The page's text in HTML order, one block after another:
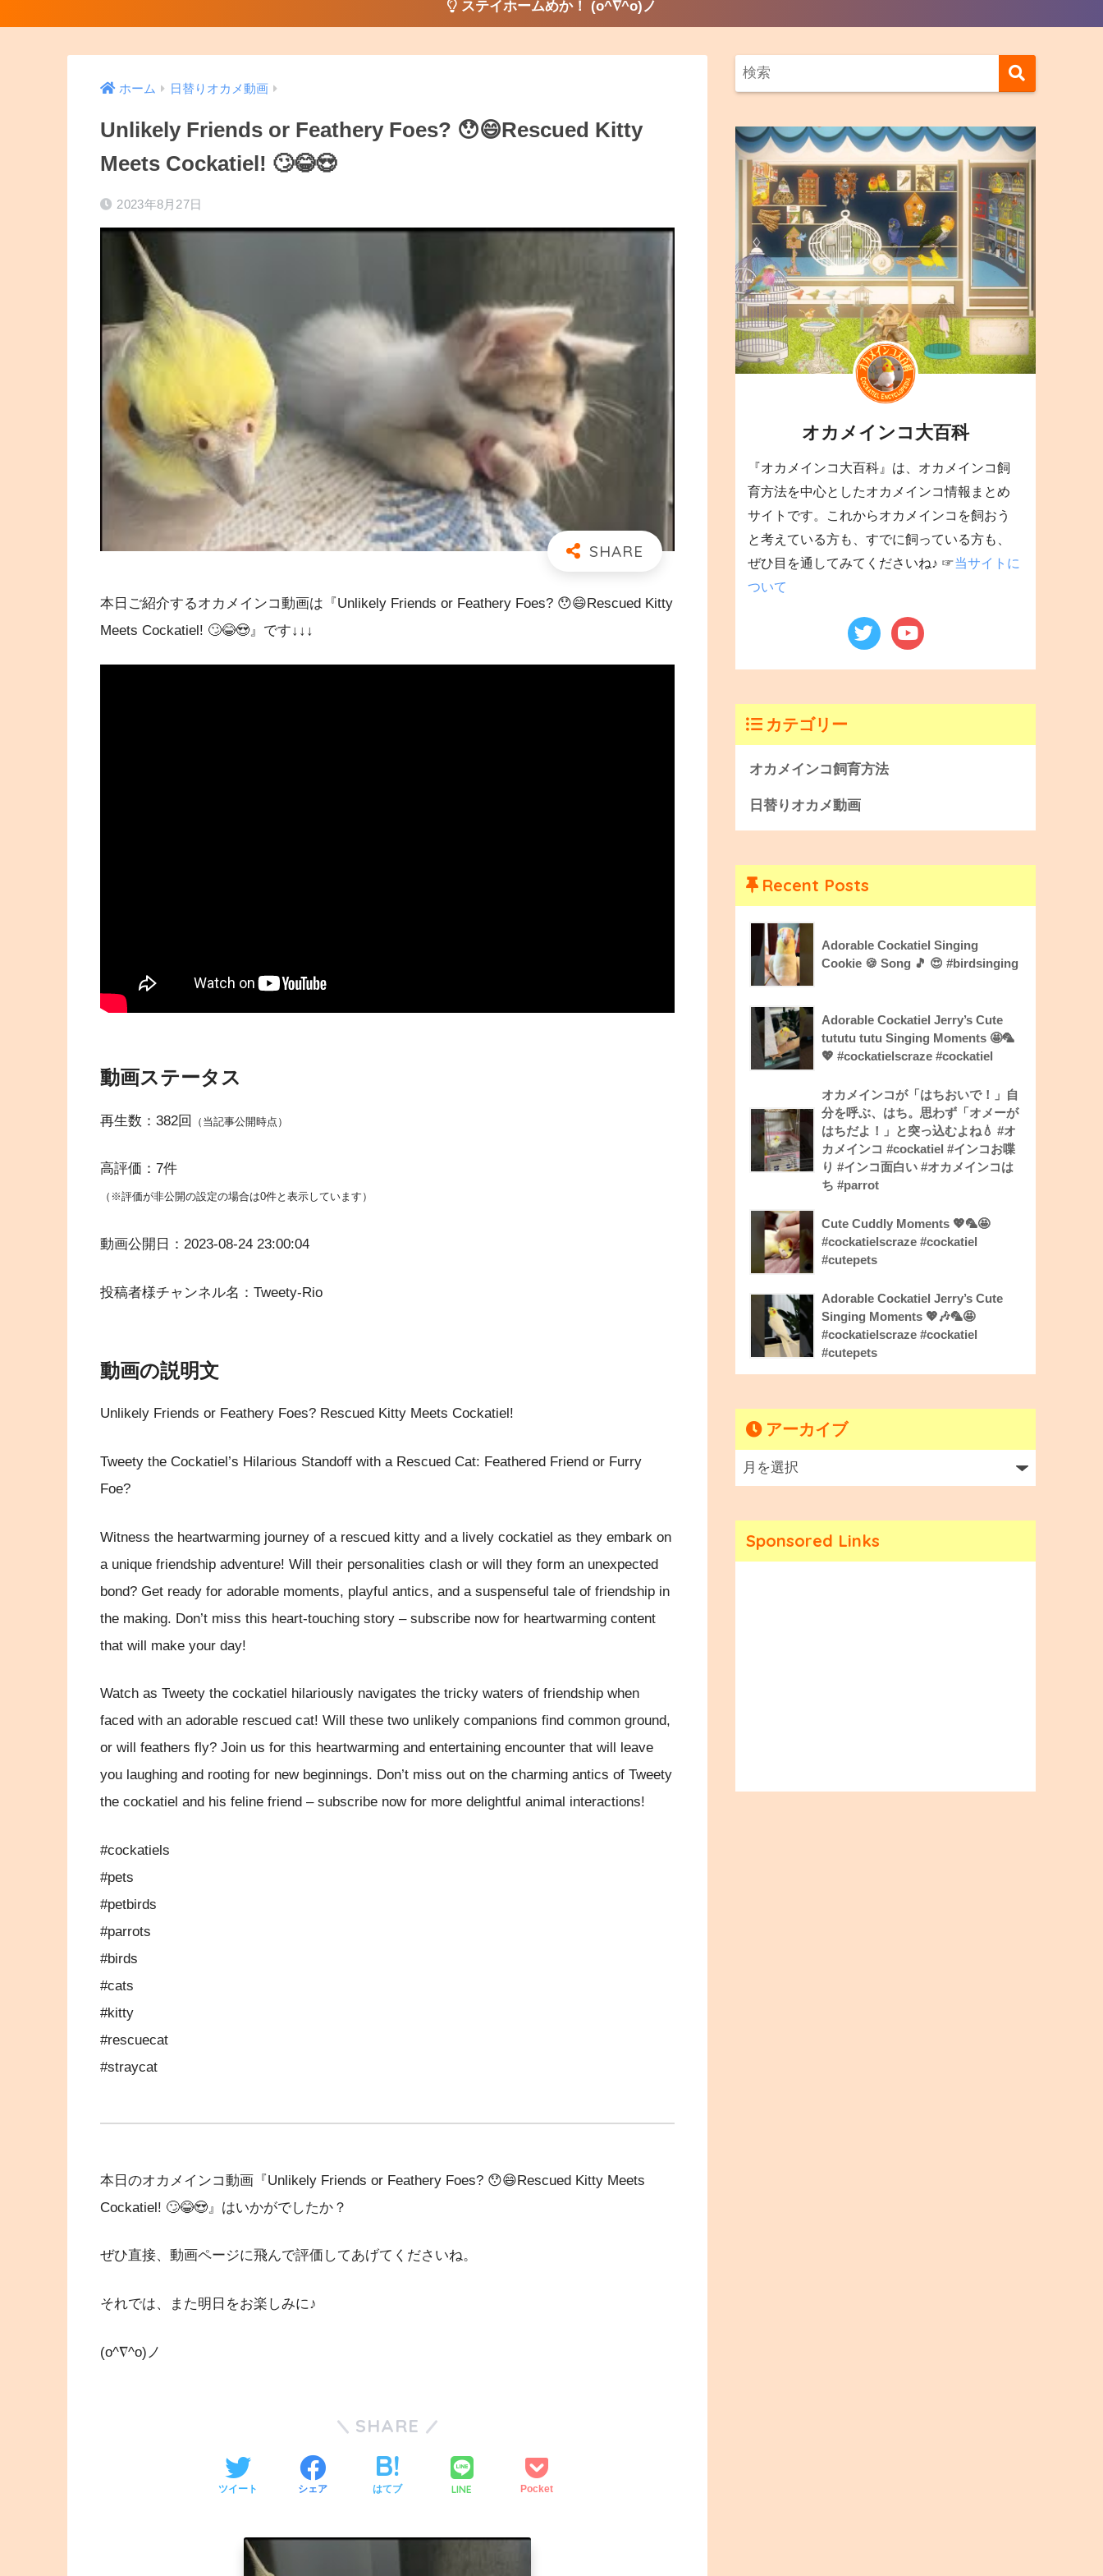
ステイホームめか！ (o^∇^o)ノ
ホーム 日替りオカメ動画
Unlikely Friends or Feathery Foes? 😯😄Rescued Kitty
Meets Cockatiel! 🙄😂😍
2023年8月27日
本日ご紹介するオカメインコ動画は『Unlikely Friends or Feathery Foes? 😯😄Rescued Kitty
Meets Cockatiel! 🙄😂😍』です↓↓↓
動画ステータス
再生数：382回 （当記事公開時点）
高評価：7件
（※評価が非公開の設定の場合は0件と表示しています）
動画公開日：2023-08-24 23:00:04
投稿者様チャンネル名：Tweety-Rio
動画の説明文
Unlikely Friends or Feathery Foes? Rescued Kitty Meets Cockatiel!
Tweety the Cockatiel’s Hilarious Standoff with a Rescued Cat: Feathered Friend or Furry
Foe?
Witness the heartwarming journey of a rescued kitty and a lively cockatiel as they embark on
a unique friendship adventure! Will their personalities clash or will they form an unexpected
bond? Get ready for adorable moments, playful antics, and a suspenseful tale of friendship in
the making. Don’t miss this heart-touching story – subscribe now for heartwarming content
that will make your day!
Watch as Tweety the cockatiel hilariously navigates the tricky waters of friendship when
faced with an adorable rescued cat! Will these two unlikely companions find common ground,
or will feathers fly? Join us for this heartwarming and entertaining encounter that will leave
you laughing and rooting for new beginnings. Don’t miss out on the charming antics of Tweety
the cockatiel and his feline friend – subscribe now for more delightful animal interactions!
#cockatiels
#pets
#petbirds
#parrots
#birds
#cats
#kitty
#rescuecat
#straycat
本日のオカメインコ動画『Unlikely Friends or Feathery Foes? 😯😄Rescued Kitty Meets
Cockatiel! 🙄😂😍』はいかがでしたか？
ぜひ直接、動画ページに飛んで評価してあげてくださいね。
それでは、また明日をお楽しみに♪
(o^∇^o)ノ
SHARE
ツイート シェア はてブ LINE Pocket
オカメインコ大百科
『オカメインコ大百科』は、オカメインコ飼
育方法を中心としたオカメインコ情報まとめ
サイトです。これからオカメインコを飼おう
と考えている方も、すでに飼っている方も、
ぜひ目を通してみてくださいね♪ ☞当サイトに
ついて
カテゴリー
オカメインコ飼育方法
日替りオカメ動画
Recent Posts
Adorable Cockatiel Singing
Cookie 🍪 Song 🎵 😍 #birdsinging
Adorable Cockatiel Jerry’s Cute
tututu tutu Singing Moments 🤩🦜
💖 #cockatielscraze #cockatiel
オカメインコが「はちおいで！」自
分を呼ぶ、はち。思わず「オメーが
はちだよ！」と突っ込むよね💧 #オ
カメインコ #cockatiel #インコお喋
り #インコ面白い #オカメインコは
ち #parrot
Cute Cuddly Moments 💖🦜🤩
#cockatielscraze #cockatiel
#cutepets
Adorable Cockatiel Jerry’s Cute
Singing Moments 💖🎶🦜🤩
#cockatielscraze #cockatiel
#cutepets
アーカイブ
Sponsored Links